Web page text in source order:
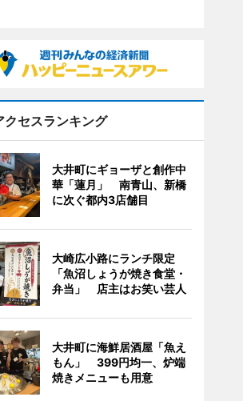
クセスランキング
大井町にギョーザと創作中
華「蓮月」 南青山、新橋
に次ぐ都内3店舗目
大崎広小路にランチ限定
「魚沼しょうが焼き食堂・
弁当」 店主はお笑い芸人
大井町に海鮮居酒屋「魚え
もん」 399円均一、炉端
焼きメニューも用意